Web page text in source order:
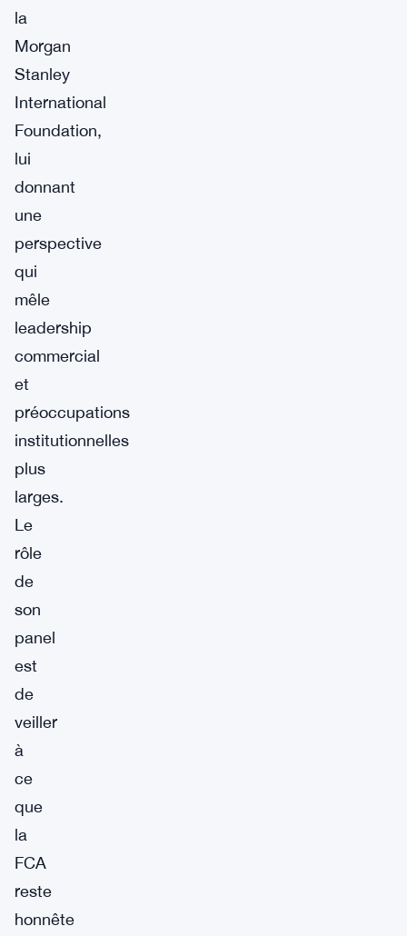
la
Morgan
Stanley
International
Foundation,
lui
donnant
une
perspective
qui
mêle
leadership
commercial
et
préoccupations
institutionnelles
plus
larges.
Le
rôle
de
son
panel
est
de
veiller
à
ce
que
la
FCA
reste
honnête